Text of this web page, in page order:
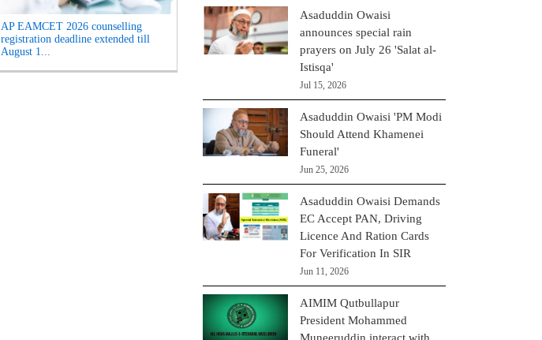
AP EAMCET 2026 counselling
registration deadline extended till
August 1...
Asaduddin Owaisi
announces special rain
prayers on July 26 'Salat al-
Istisqa'
Jul 15, 2026
Asaduddin Owaisi 'PM Modi
Should Attend Khamenei
Funeral'
Jun 25, 2026
Asaduddin Owaisi Demands
EC Accept PAN, Driving
Licence And Ration Cards
For Verification In SIR
Jun 11, 2026
AIMIM Qutbullapur
President Mohammed